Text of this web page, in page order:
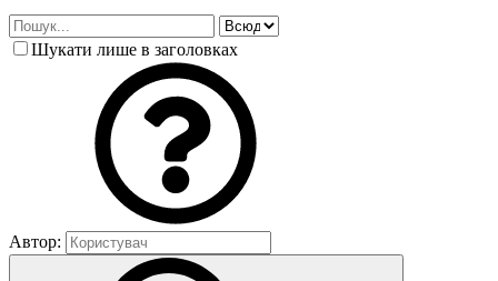
Шукати лише в заголовках
Автор: